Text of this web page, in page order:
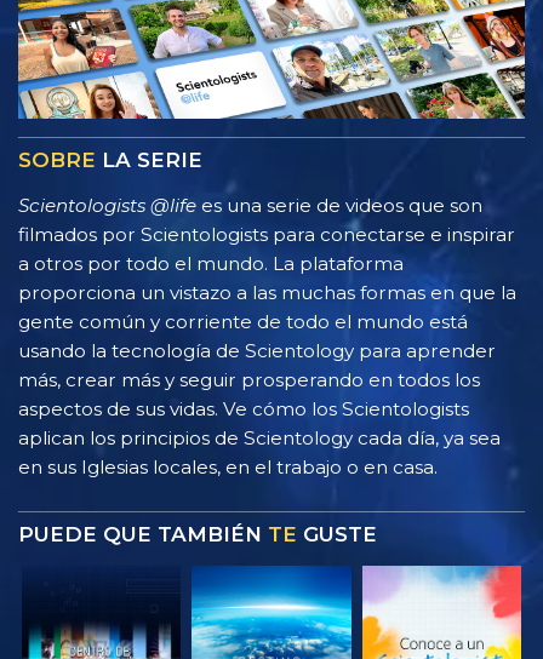
SOBRE LA SERIE
Scientologists @life es una serie de videos que son
filmados por Scientologists para conectarse e inspirar
a otros por todo el mundo. La plataforma
proporciona un vistazo a las muchas formas en que la
gente común y corriente de todo el mundo está
usando la tecnología de Scientology para aprender
más, crear más y seguir prosperando en todos los
aspectos de sus vidas. Ve cómo los Scientologists
aplican los principios de Scientology cada día, ya sea
en sus Iglesias locales, en el trabajo o en casa.
PUEDE QUE TAMBIÉN TE GUSTE